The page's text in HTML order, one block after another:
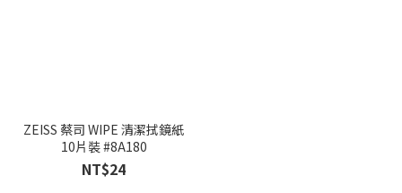
ZEISS 蔡司 WIPE 清潔拭鏡紙
10片裝 #8A180
NT$24